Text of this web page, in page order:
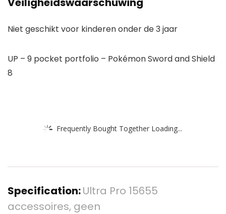
Niet geschikt voor kinderen onder de 3 jaar
UP – 9 pocket portfolio – Pokémon Sword and Shield
8
Frequently Bought Together Loading...
Specification:Ultra Pro 15655
accessoires, geen